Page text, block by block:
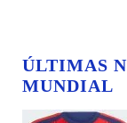
ÚLTIMAS
MUNDIAL